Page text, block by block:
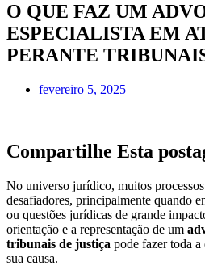
O QUE FAZ UM
ESPECIALISTA EM
PERANTE
fevereiro 5, 2025
Compartilhe Esta
No universo jurídico, muitos
desafiadores, principalmente quando
ou questões jurídicas de grande
orientação e a representação de um
tribunais de justiça pode fazer toda a
sua causa.